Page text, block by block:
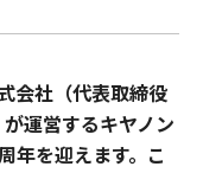
会社（代表取締役
運営するキヤノン
年を迎えます。こ